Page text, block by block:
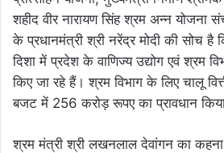
शहीद वीर नारायण सिंह श्रम अन्न योजना
के प्रधानमंत्री श्री नरेंद्र मोदी की सोच है
दिशा में प्रदेश के वाणिज्य उद्योग एवं श्रम
किए जा रहे हैं। श्रम विभाग के लिए चालू
बजट में 256 करोड़ रूपए का प्रावधान
श्रम मंत्री श्री लखनलाल देवांगन का